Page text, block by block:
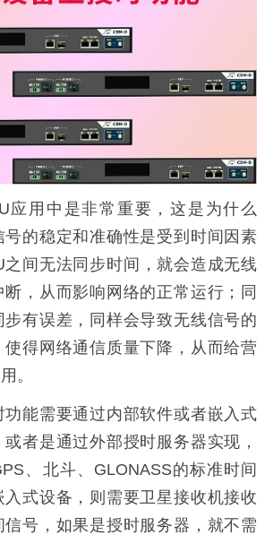
应用中是非常重要，这是为什么
的稳定和准确性是受到时间因素
之间无法同步时间，就会造成无线
，从而影响网络的正常运行；同
步有误差，同样会导致无线信号的
得网络通信质量下降，从而给营
。
能需要通过内部软件或者嵌入式
或者是通过外部授时服务器实现，
、北斗、GLONASS的标准时间
式设备，则需要卫星接收机接收
号，如果是授时服务器，就不需